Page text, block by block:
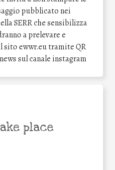
pubblicato nei
SERR che sensibilizza
a prelevare e
sito ewwr.eu tramite QR
sul canale instagram
place